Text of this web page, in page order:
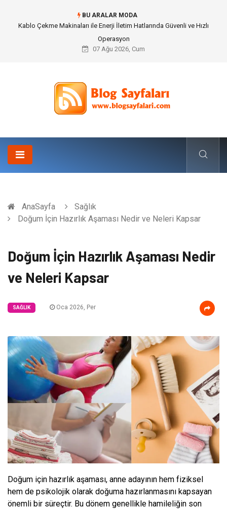
BU ARALAR MODA
Magnezyum Takviyesi Nedir ve Neden Önemlidir?
07 Ağu 2026, Cum
AnaSayfa
Sağlık
Doğum İçin Hazırlık Aşaması Nedir ve Neleri Kapsar
Doğum İçin Hazırlık Aşaması Nedir
ve Neleri Kapsar
SAĞLIK Oca 2026, Per
Doğum için hazırlık aşaması, anne adayının hem fiziksel
hem de psikolojik olarak doğuma hazırlanmasını kapsayan
önemli bir süreçtir. Bu dönem genellikle hamileliğin son